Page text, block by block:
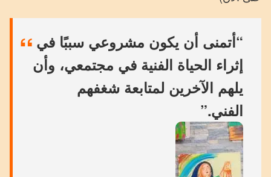
“أتمنى أن يكون مشروعي سببًا في
إثراء الحياة الفنية في مجتمعي، وأن
يلهم الآخرين لمتابعة شغفهم
الفني.”